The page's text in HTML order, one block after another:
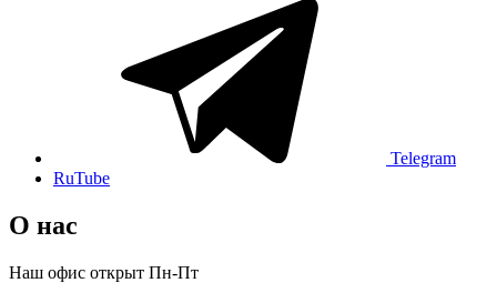
Telegram
RuTube
О нас
Наш офис открыт Пн-Пт